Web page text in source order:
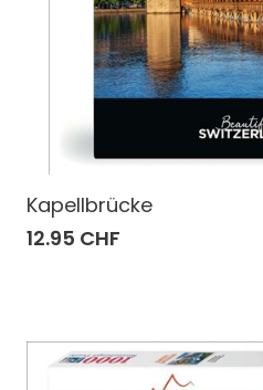
Kapellbrücke
12.95 CHF